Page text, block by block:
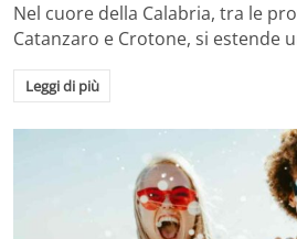
Nel cuore della Calabria, tra le
Catanzaro e Crotone, si estende
Leggi di più